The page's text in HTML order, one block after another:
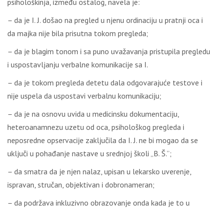
psihološkinja, između ostalog, navela je:
– da je I. J. došao na pregled u njenu ordinaciju u pratnji oca i
da majka nije bila prisutna tokom pregleda;
– da je blagim tonom i sa puno uvažavanja pristupila pregledu
i uspostavljanju verbalne komunikacije sa I.
– da je tokom pregleda detetu dala odgovarajuće testove i
nije uspela da uspostavi verbalnu komunikaciju;
– da je na osnovu uvida u medicinsku dokumentaciju,
heteroanamnezu uzetu od oca, psihološkog pregleda i
neposredne opservacije zaključila da I. J. ne bi mogao da se
uključi u pohađanje nastave u srednjoj školi „B. Š.”;
– da smatra da je njen nalaz, upisan u lekarsko uverenje,
ispravan, stručan, objektivan i dobronameran;
– da podržava inkluzivno obrazovanje onda kada je to u